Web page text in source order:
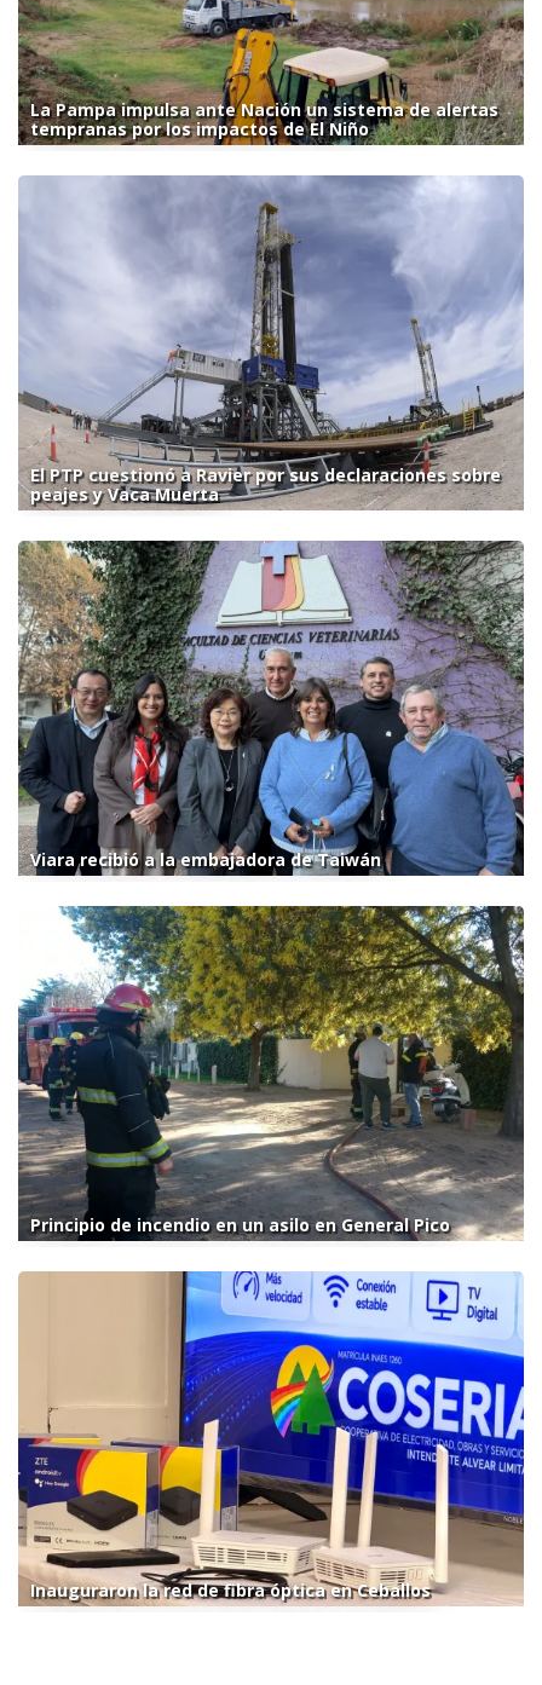
La Pampa impulsa ante Nación un sistema de alertas
tempranas por los impactos de El Niño
El PTP cuestionó a Ravier por sus declaraciones sobre
peajes y Vaca Muerta
Viara recibió a la embajadora de Taiwán
Principio de incendio en un asilo en General Pico
Inauguraron la red de fibra óptica en Ceballos